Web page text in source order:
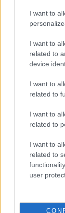
I want to
I want to
related to
device
I want to
related to
I want to
related to
I want to
related to
user
Ciò che
(ripeto:
tentativi di
climatologo,
spettro
e mi ha
la sua piccola
tanto più che
consiste poi
po’ più chiaro.